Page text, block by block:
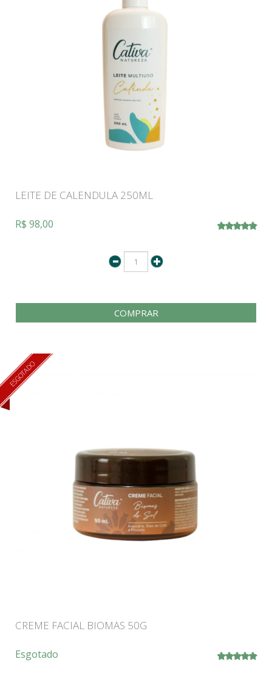
LEITE DE CALENDULA 250ML
R$ 98,00
COMPRAR
ESGOTADO
CREME FACIAL BIOMAS 50G
Esgotado